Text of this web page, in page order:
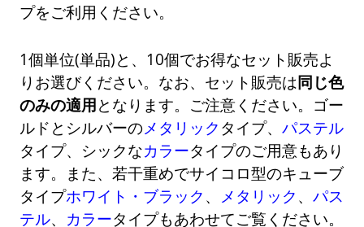
プをご利用ください。
1個単位(単品)と、10個でお得なセット販売よ
りお選びください。なお、セット販売は同じ色
のみの適用となります。ご注意ください。ゴー
ルドとシルバーのメタリック タイプ、パステル
タイプ、シックなカラータイプのご用意もあり
ます。また、若干重めでサイコロ型のキューブ
タイプホワイト・ブラック 、 メタリック 、パス
テル、 カラータイプもあわせてご覧ください。